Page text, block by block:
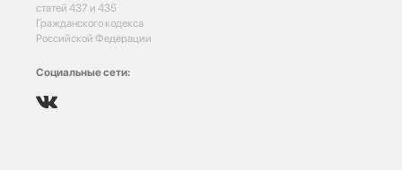
статей 437 и 435
Гражданского кодекса
Российской Федерации
Социальные сети: